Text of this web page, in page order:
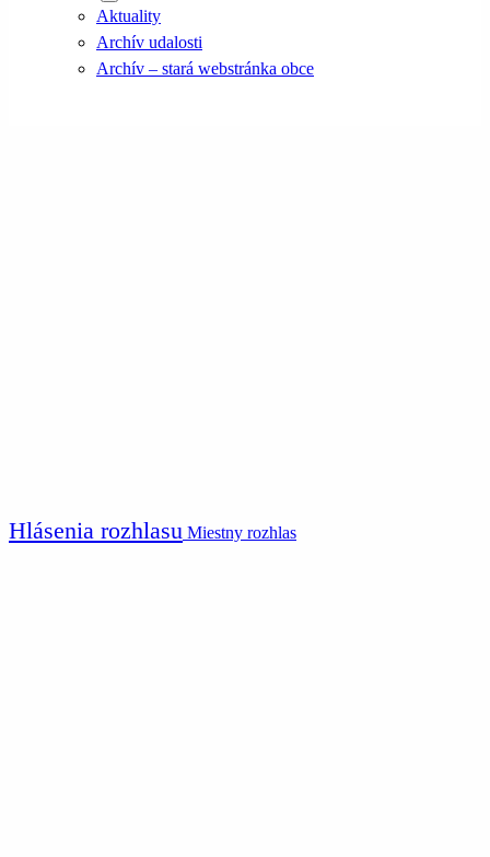
Aktuality
Archív udalosti
Archív – stará webstránka obce
Hlásenia rozhlasu Miestny rozhlas